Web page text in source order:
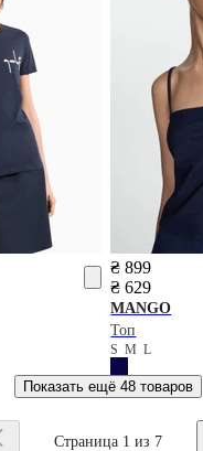
₴ 899
₴ 629
MANGO
Топ
SML
Показать ещё 48 товаров
Страница 1 из 7